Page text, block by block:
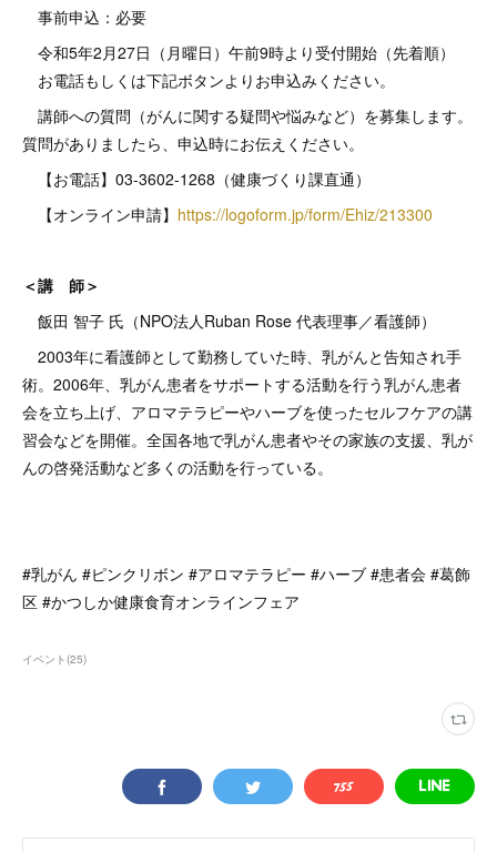
事前申込：必要
令和5年2月27日（月曜日）午前9時より受付開始（先着順）
お電話もしくは下記ボタンよりお申込みください。
講師への質問（がんに関する疑問や悩みなど）を募集します。
質問がありましたら、申込時にお伝えください。
【お電話】03-3602-1268（健康づくり課直通）
【オンライン申請】 https://logoform.jp/form/Ehiz/213300
＜講 師＞
飯田 智子 氏（NPO法人Ruban Rose 代表理事／看護師）
2003年に看護師として勤務していた時、乳がんと告知され手
術。2006年、乳がん患者をサポートする活動を行う乳がん患者
会を立ち上げ、アロマテラピーやハーブを使ったセルフケアの講
習会などを開催。全国各地で乳がん患者やその家族の支援、乳が
んの啓発活動など多くの活動を行っている。
#乳がん #ピンクリボン #アロマテラピー #ハーブ #患者会 #葛飾
区 #かつしか健康食育オンラインフェア
イベント(25)